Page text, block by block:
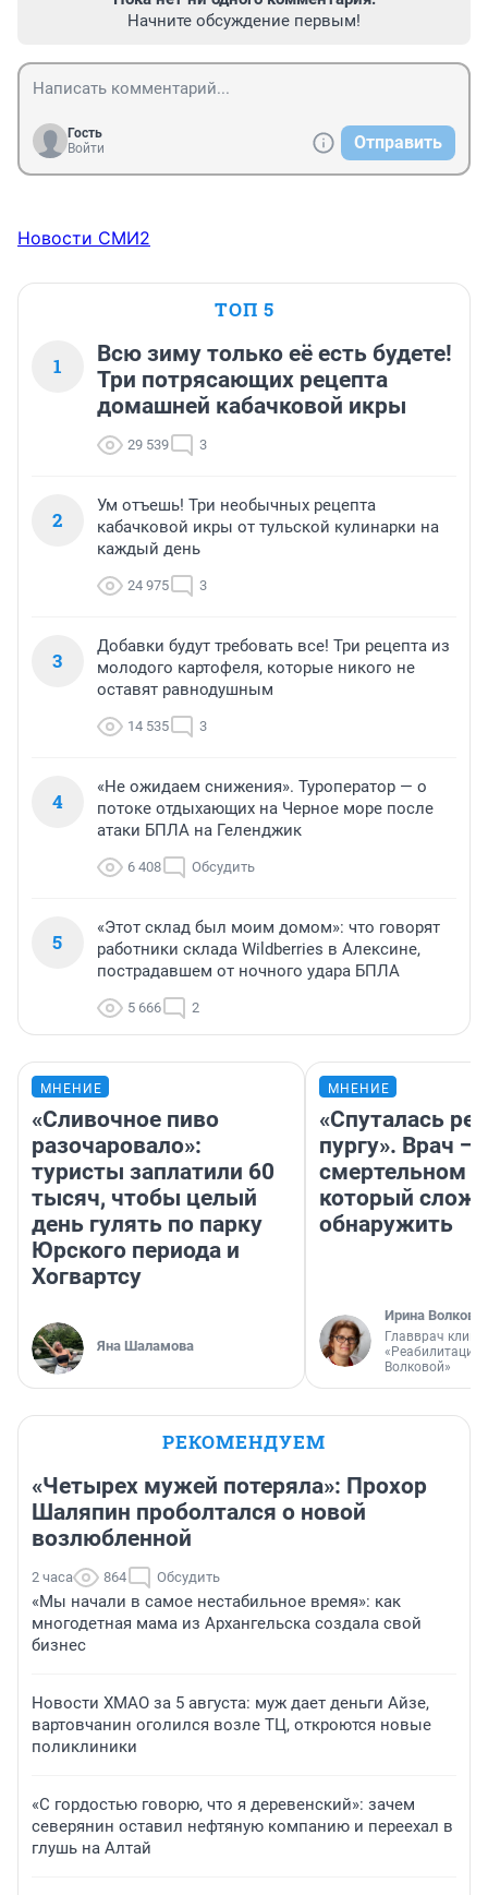
Начните обсуждение первым!
Гость
Войти
Отправить
Новости СМИ2
ТОП 5
1
Всю зиму только её есть будете!
Три потрясающих рецепта
домашней кабачковой икры
29 539 3
2
Ум отъешь! Три необычных рецепта
кабачковой икры от тульской кулинарки на
каждый день
24 975 3
3
Добавки будут требовать все! Три рецепта из
молодого картофеля, которые никого не
оставят равнодушным
14 535 3
4
«Не ожидаем снижения». Туроператор — о
потоке отдыхающих на Черное море после
атаки БПЛА на Геленджик
6 408 Обсудить
5
«Этот склад был моим домом»: что говорят
работники склада Wildberries в Алексине,
пострадавшем от ночного удара БПЛА
5 666 2
МНЕНИЕ
«Сливочное пиво
разочаровало»:
туристы заплатили 60
тысяч, чтобы целый
день гулять по парку
Юрского периода и
Хогвартсу
Яна Шаламова
МНЕНИЕ
«Спуталась
пургу». Врач —
смертельном
который
обнаружить
Ирина Волкова
Главврач
«Реабилитация
Волковой»
РЕКОМЕНДУЕМ
«Четырех мужей потеряла»: Прохор
Шаляпин проболтался о новой
возлюбленной
2 часа 864 Обсудить
«Мы начали в самое нестабильное время»: как
многодетная мама из Архангельска создала свой
бизнес
Новости ХМАО за 5 августа: муж дает деньги Айзе,
вартовчанин оголился возле ТЦ, откроются новые
поликлиники
«С гордостью говорю, что я деревенский»: зачем
северянин оставил нефтяную компанию и переехал в
глушь на Алтай